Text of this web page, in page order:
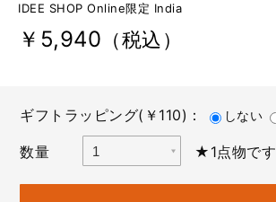
IDEE SHOP Online限定 India
￥5,940 （税込）
ギフトラッピング(￥110)： しない
数量 ★1点物です